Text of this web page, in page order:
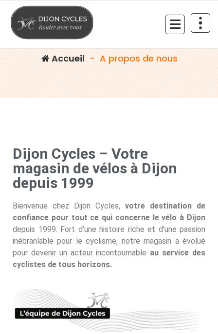
A propos de nous
Accueil - A propos de nous
Dijon Cycles – Votre
magasin de vélos à Dijon
depuis 1999
Bienvenue chez Dijon Cycles, votre destination de
confiance pour tout ce qui concerne le vélo à Dijon
depuis 1999. Fort d’une histoire riche et d’une passion
inébranlable pour le cyclisme, notre magasin a évolué
pour devenir un acteur incontournable au service des
cyclistes de tous horizons.